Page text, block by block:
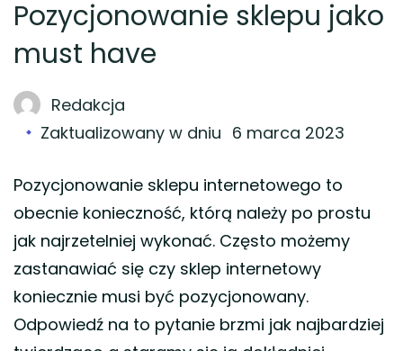
Pozycjonowanie sklepu jako
must have
Redakcja
Zaktualizowany w dniu 6 marca 2023
Pozycjonowanie sklepu internetowego to
obecnie konieczność, którą należy po prostu
jak najrzetelniej wykonać. Często możemy
zastanawiać się czy sklep internetowy
koniecznie musi być pozycjonowany.
Odpowiedź na to pytanie brzmi jak najbardziej